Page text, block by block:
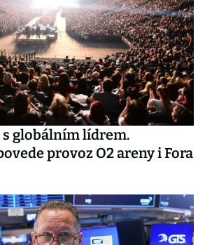
s globálním lídrem.
provoz O2 areny i Fora